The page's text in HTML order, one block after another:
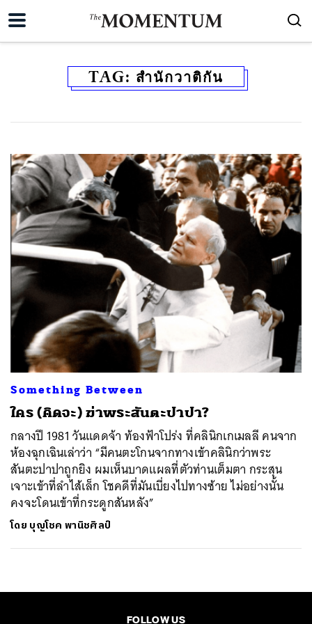
TAG: สำนักวาติกัน
Something Between
ใคร (คิดจะ) ฆ่าพระสันตะปาปา?
กลางปี 1981 วันแดดจ้า ท้องฟ้าโปร่ง ที่คลินิกเกเมลลี คนจาก
ห้องฉุกเฉินเล่าว่า “มีคนตะโกนจากทางเข้าคลินิกว่าพระ
สันตะปาปาถูกยิง ผมเห็นบาดแผลที่ตัวท่านเต็มตา กระสุน
เจาะเข้าที่ลำไส้เล็ก โชคดีที่มันเบี่ยงไปทางซ้าย ไม่อย่างนั้น
คงจะโดนเข้าที่กระดูกสันหลัง”
โดย บุญโชค พานิชศิลป์
FOLLOW US
ค้นหา
SHARE TWEET LINE